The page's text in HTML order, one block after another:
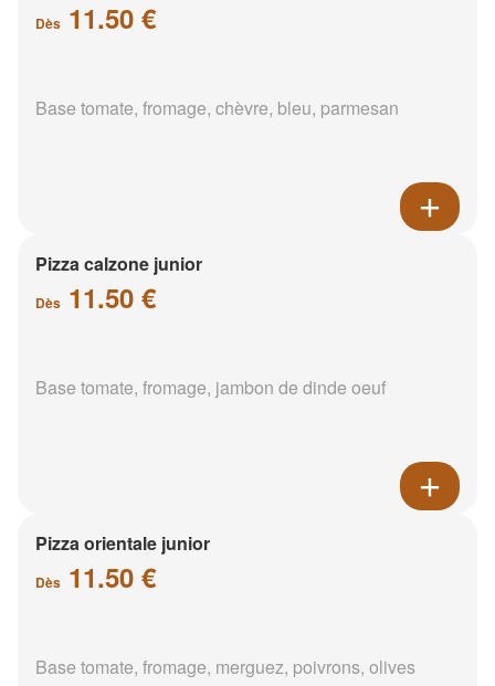
Dès 11.50 €
Base tomate, fromage, chèvre, bleu, parmesan
Pizza calzone junior
Dès 11.50 €
Base tomate, fromage, jambon de dinde oeuf
Pizza orientale junior
Dès 11.50 €
Base tomate, fromage, merguez, poivrons, olives